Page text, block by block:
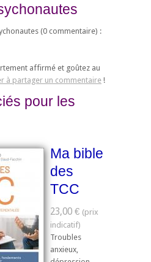
(0 commentaire) :
affirmé et goûtez au
à partager un commentaire !
pour les
Ma bible
des
TCC
23,00 €
Troubles
anxieux,